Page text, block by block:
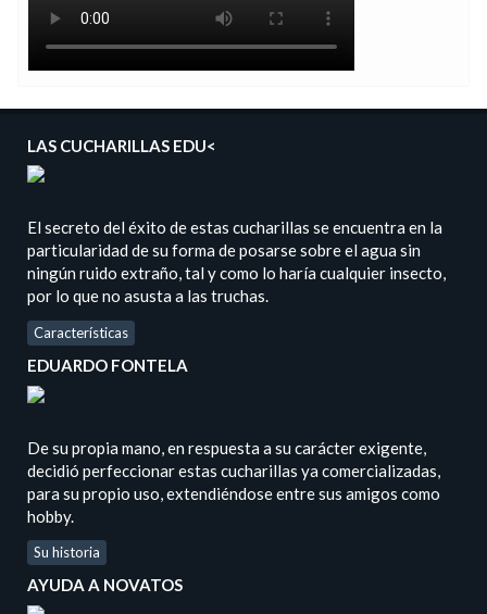
LAS CUCHARILLAS EDU<
El secreto del éxito de estas cucharillas se encuentra en la
particularidad de su forma de posarse sobre el agua sin
ningún ruido extraño, tal y como lo haría cualquier insecto,
por lo que no asusta a las truchas.
Características
EDUARDO FONTELA
De su propia mano, en respuesta a su carácter exigente,
decidió perfeccionar estas cucharillas ya comercializadas,
para su propio uso, extendiéndose entre sus amigos como
hobby.
Su historia
AYUDA A NOVATOS